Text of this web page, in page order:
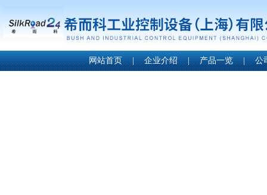
网站首页 | 企业介绍 | 产品一览 | 公